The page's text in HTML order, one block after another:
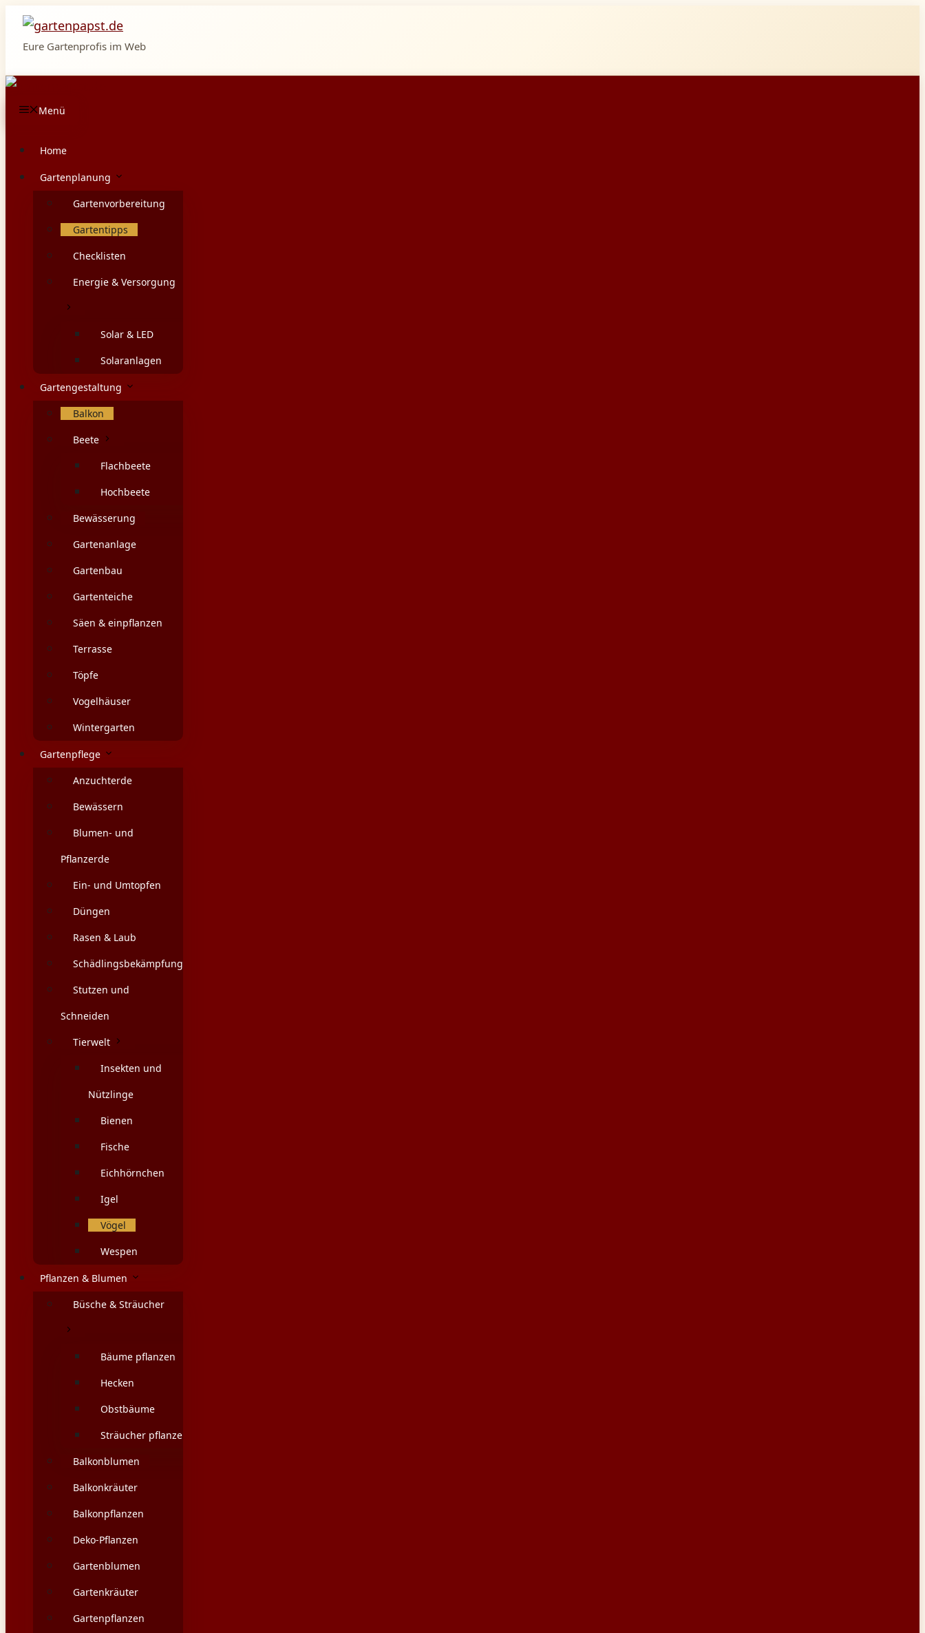
Zum
Inhalt
Eure Gartenprofis im Web
Menü
Home
Gartenplanung
Gartenvorbereitung
Gartentipps
Checklisten
Energie & Versorgung
Solar & LED
Solaranlagen
Gartengestaltung
Balkon
Beete
Flachbeete
Hochbeete
Bewässerung
Gartenanlage
Gartenbau
Gartenteiche
Säen & einpflanzen
Terrasse
Töpfe
Vogelhäuser
Wintergarten
Gartenpflege
Anzuchterde
Bewässern
Blumen- und
Pflanzerde
Ein- und Umtopfen
Düngen
Rasen & Laub
Schädlingsbekämpfung
Stutzen und
Schneiden
Tierwelt
Insekten und
Nützlinge
Bienen
Fische
Eichhörnchen
Igel
Vögel
Wespen
Pflanzen & Blumen
Büsche & Sträucher
Bäume pflanzen
Hecken
Obstbäume
Sträucher pflanzen
Balkonblumen
Balkonkräuter
Balkonpflanzen
Deko-Pflanzen
Gartenblumen
Gartenkräuter
Gartenpflanzen